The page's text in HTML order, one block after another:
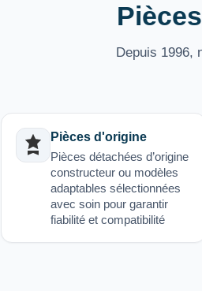
Depuis 1996,
Pièces d'origine
Pièces détachées d’origine
constructeur ou modèles
adaptables sélectionnées
avec soin pour garantir
fiabilité et compatibilité